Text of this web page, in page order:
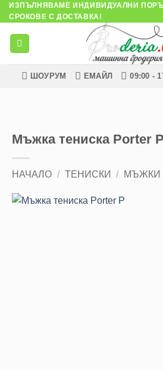
Skip
to
content
ИЗПЪЛНЯВАМЕ ИНДИВИДУАЛНИ
СРОКОВЕ С ДОСТАВКА!
ШОУРУМ ЕМАЙЛ 09:00 -
Мъжка тениска Porter P
НАЧАЛО / ТЕНИСКИ / МЪЖКИ